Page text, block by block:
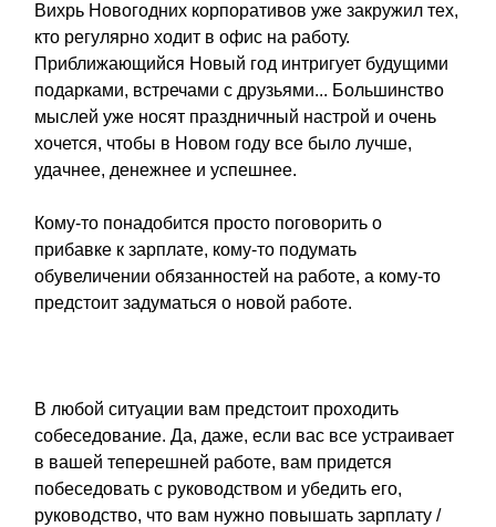
Вихрь Новогодних корпоративов уже закружил тех,
кто регулярно ходит в офис на работу.
Приближающийся Новый год интригует будущими
подарками, встречами с друзьями... Большинство
мыслей уже носят праздничный настрой и очень
хочется, чтобы в Новом году все было лучше,
удачнее, денежнее и успешнее.
Кому-то понадобится просто поговорить о
прибавке к зарплате, кому-то подумать
обувеличении обязанностей на работе, а кому-то
предстоит задуматься о новой работе.
В любой ситуации вам предстоит проходить
собеседование. Да, даже, если вас все устраивает
в вашей теперешней работе, вам придется
побеседовать с руководством и убедить его,
руководство, что вам нужно повышать зарплату /